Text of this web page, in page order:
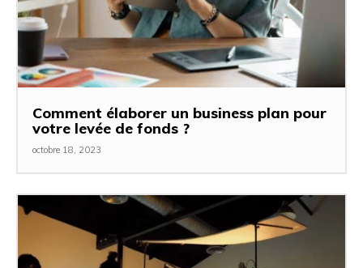
Comment élaborer un business plan pour
votre levée de fonds ?
octobre 18, 2023